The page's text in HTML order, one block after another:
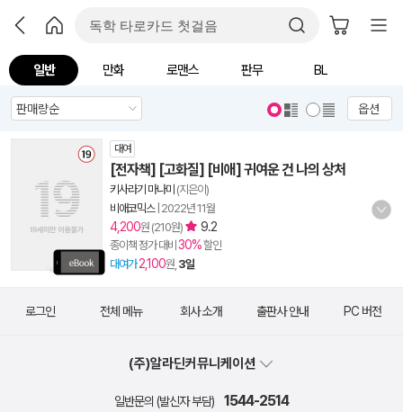
일반 만화 로맨스 판무 BL
옵션
대여
[전자책] [고화질] [비애] 귀여운 건 나의 상처
키사라기 마나미 (지은이)
비애코믹스| 2022년 11월
4,200원 (210원) 9.2
종이책 정가 대비 30%할인
대여가 2,100원, 3일
로그인 전체 메뉴 회사 소개 출판사 안내 PC 버전
(주)알라딘커뮤니케이션
일반문의 (발신자 부담) 1544-2514